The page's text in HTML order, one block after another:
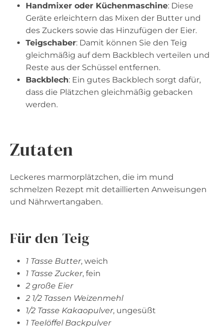
Handmixer oder Küchenmaschine: Diese
Geräte erleichtern das Mixen der Butter und
des Zuckers sowie das Hinzufügen der Eier.
Teigschaber: Damit können Sie den Teig
gleichmäßig auf dem Backblech verteilen und
Reste aus der Schüssel entfernen.
Backblech: Ein gutes Backblech sorgt dafür,
dass die Plätzchen gleichmäßig gebacken
werden.
Zutaten
Leckeres marmorplätzchen, die im mund
schmelzen Rezept mit detaillierten Anweisungen
und Nährwertangaben.
Für den Teig
1 Tasse Butter, weich
1 Tasse Zucker, fein
2 große Eier
2 1/2 Tassen Weizenmehl
1/2 Tasse Kakaopulver, ungesüßt
1 Teelöffel Backpulver